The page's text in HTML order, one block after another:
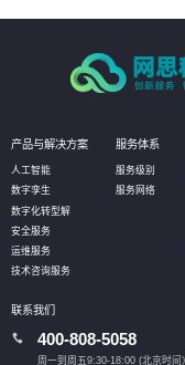
产品与解决方案
人工智能
数字孪生
数字化转型解
安全服务
运维服务
技术咨询服务
服务体系
服务级别
服务网络
联系我们
400-808-5058
周一到周五9:30-18:00 (北京时间）